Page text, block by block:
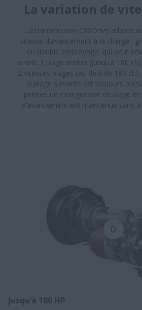
La variation de
La transmission CVXDrive adapte
vitesse d'avancement à la charge :
du double embrayage, qui peut
avant, 1 plage arrière (jusqu'à 180
2 vitesses plages (au-delà de 180
la plage suivante est toujours
permet un changement de plage
d'avancement est maintenue sans
Jusqu’à 180 HP